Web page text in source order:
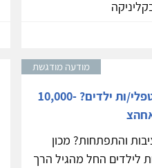
מודעה מודגשת
בעלי תואר שני טיפולי ונסיון כמטפלי/ות ילדים? 10,000-
והתפתחות? מכון
לילדים החל מהגיל הרך